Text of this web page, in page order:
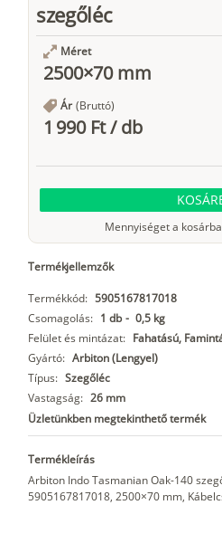
szegőléc
Méret
2500×70 mm
Ár (Bruttó)
1 990 Ft/db
Mennyiséget a
Termékjellemzők
Termékkód: 5905167817018
Csomagolás: 1 db - 0,5 kg
Felület és mintázat: Fahatású,
Gyártó: Arbiton (Lengyel)
Típus: Szegőléc
Vastagság: 26 mm
Üzletünkben megtekinthető termék
Termékleírás
Arbiton Indo Tasmanian Oak-140
5905167817018, 2500×70 mm,